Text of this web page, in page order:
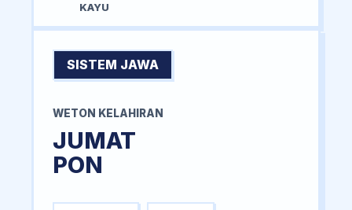
KAYU
SISTEM JAWA
WETON KELAHIRAN
JUMAT
PON